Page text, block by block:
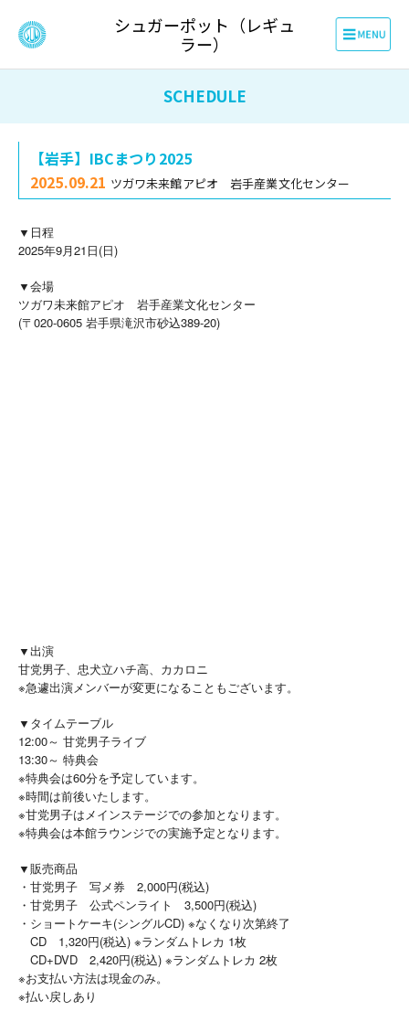
シュガーポット（レギュ
ラー）
SCHEDULE
【岩手】IBCまつり2025
2025.09.21 ツガワ未来館アピオ 岩手産業文化センター
▼日程
2025年9月21日(日)
▼会場
ツガワ未来館アピオ 岩手産業文化センター
(〒020-0605 岩手県滝沢市砂込389-20)
▼出演
甘党男子、忠犬立ハチ高、カカロニ
※急遽出演メンバーが変更になることもございます。
▼タイムテーブル
12:00～ 甘党男子ライブ
13:30～ 特典会
※特典会は60分を予定しています。
※時間は前後いたします。
※甘党男子はメインステージでの参加となります。
※特典会は本館ラウンジでの実施予定となります。
▼販売商品
・甘党男子 写メ券 2,000円(税込)
・甘党男子 公式ペンライト 3,500円(税込)
・ショートケーキ(シングルCD) ※なくなり次第終了
CD 1,320円(税込) ※ランダムトレカ 1枚
CD+DVD 2,420円(税込) ※ランダムトレカ 2枚
※お支払い方法は現金のみ。
※払い戻しあり